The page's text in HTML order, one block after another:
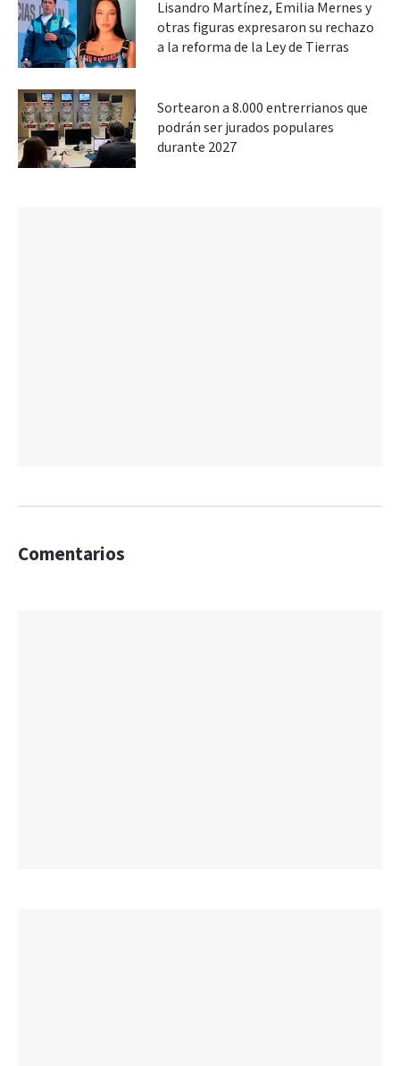
Lisandro Martínez, Emilia Mernes y
otras figuras expresaron su rechazo
a la reforma de la Ley de Tierras
Sortearon a 8.000 entrerrianos que
podrán ser jurados populares
durante 2027
Comentarios